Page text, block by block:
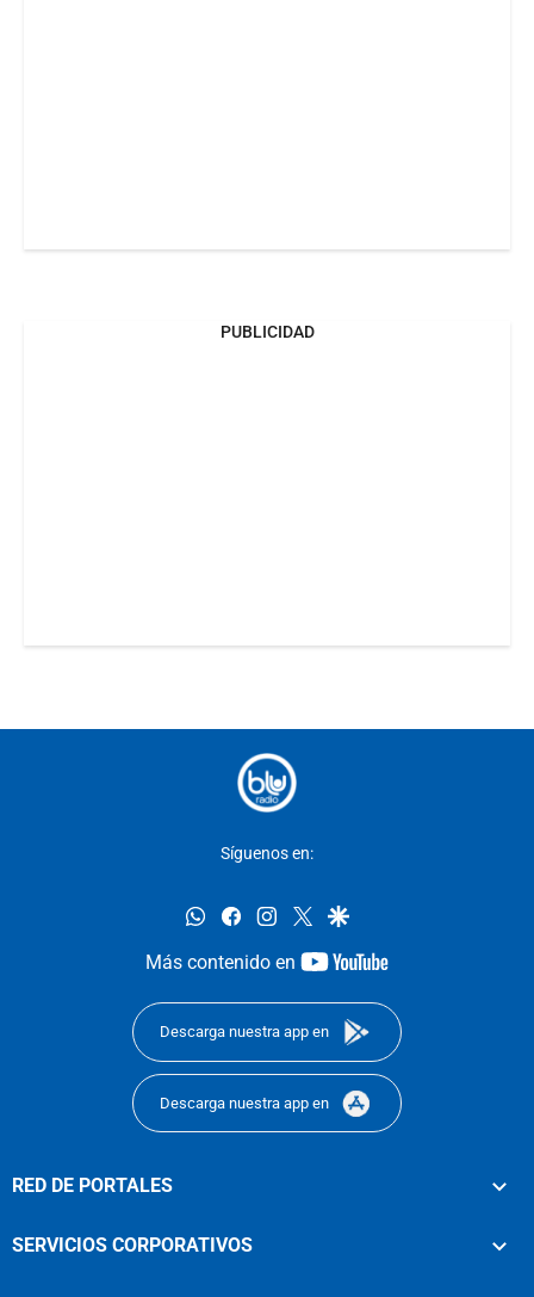
PUBLICIDAD
Síguenos en:
whatsappfacebookinstagram
twittergoogle
Más contenido en
youtube-
Descarga nuestra app en
Descarga nuestra app en
RED DE PORTALES
SERVICIOS CORPORATIVOS